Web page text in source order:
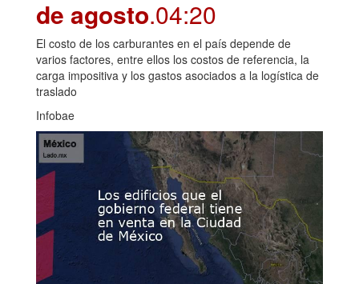
de agosto.04:20
El costo de los carburantes en el país depende de
varios factores, entre ellos los costos de referencia, la
carga impositiva y los gastos asociados a la logística de
traslado
Infobae